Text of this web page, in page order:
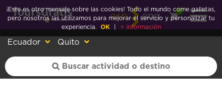
esp eng
0
Ecuador Quito
¡Este es otro mensaje sobre las cookies! Todo el mundo come galletas,
pero nosotros las utilizamos para mejorar el servicio y personalizar tu
experiencia.
OK + información